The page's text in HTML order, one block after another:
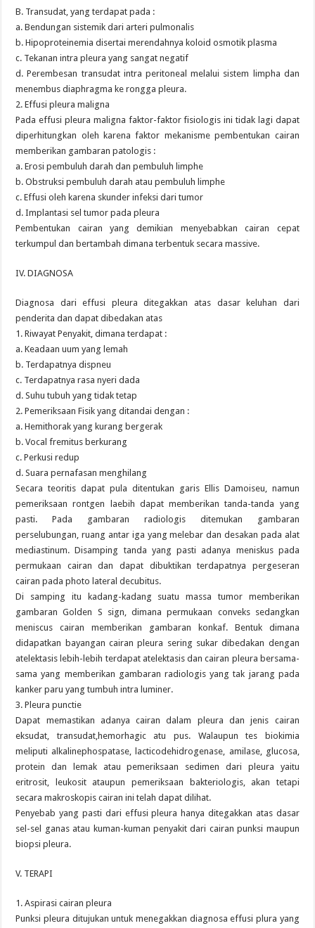
B. Transudat, yang terdapat pada :
a. Bendungan sistemik dari arteri pulmonalis
b. Hipoproteinemia disertai merendahnya koloid osmotik plasma
c. Tekanan intra pleura yang sangat negatif
d. Perembesan transudat intra peritoneal melalui sistem limpha dan
menembus diaphragma ke rongga pleura.
2. Effusi pleura maligna
Pada effusi pleura maligna faktor-faktor fisiologis ini tidak lagi dapat
diperhitungkan oleh karena faktor mekanisme pembentukan cairan
memberikan gambaran patologis :
a. Erosi pembuluh darah dan pembuluh limphe
b. Obstruksi pembuluh darah atau pembuluh limphe
c. Effusi oleh karena skunder infeksi dari tumor
d. Implantasi sel tumor pada pleura
Pembentukan cairan yang demikian menyebabkan cairan cepat
terkumpul dan bertambah dimana terbentuk secara massive.
IV. DIAGNOSA
Diagnosa dari effusi pleura ditegakkan atas dasar keluhan dari
penderita dan dapat dibedakan atas
1. Riwayat Penyakit, dimana terdapat :
a. Keadaan uum yang lemah
b. Terdapatnya dispneu
c. Terdapatnya rasa nyeri dada
d. Suhu tubuh yang tidak tetap
2. Pemeriksaan Fisik yang ditandai dengan :
a. Hemithorak yang kurang bergerak
b. Vocal fremitus berkurang
c. Perkusi redup
d. Suara pernafasan menghilang
Secara teoritis dapat pula ditentukan garis Ellis Damoiseu, namun
pemeriksaan rontgen laebih dapat memberikan tanda-tanda yang
pasti. Pada gambaran radiologis ditemukan gambaran
perselubungan, ruang antar iga yang melebar dan desakan pada alat
mediastinum. Disamping tanda yang pasti adanya meniskus pada
permukaan cairan dan dapat dibuktikan terdapatnya pergeseran
cairan pada photo lateral decubitus.
Di samping itu kadang-kadang suatu massa tumor memberikan
gambaran Golden S sign, dimana permukaan conveks sedangkan
meniscus cairan memberikan gambaran konkaf. Bentuk dimana
didapatkan bayangan cairan pleura sering sukar dibedakan dengan
atelektasis lebih-lebih terdapat atelektasis dan cairan pleura bersama-
sama yang memberikan gambaran radiologis yang tak jarang pada
kanker paru yang tumbuh intra luminer.
3. Pleura punctie
Dapat memastikan adanya cairan dalam pleura dan jenis cairan
eksudat, transudat,hemorhagic atu pus. Walaupun tes biokimia
meliputi alkalinephospatase, lacticodehidrogenase, amilase, glucosa,
protein dan lemak atau pemeriksaan sedimen dari pleura yaitu
eritrosit, leukosit ataupun pemeriksaan bakteriologis, akan tetapi
secara makroskopis cairan ini telah dapat dilihat.
Penyebab yang pasti dari effusi pleura hanya ditegakkan atas dasar
sel-sel ganas atau kuman-kuman penyakit dari cairan punksi maupun
biopsi pleura.
V. TERAPI
1. Aspirasi cairan pleura
Punksi pleura ditujukan untuk menegakkan diagnosa effusi plura yang